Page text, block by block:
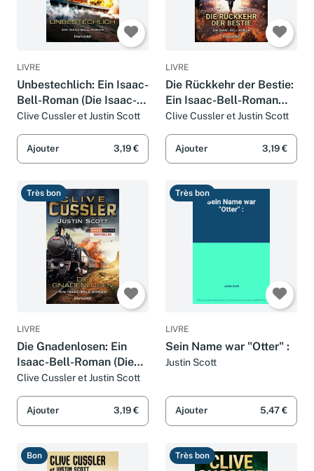
LIVRE
Unbestechlich: Ein Isaac-
Bell-Roman (Die Isaac-
Bell-Abenteuer, Band 7)
Clive Cussler et Justin Scott
Ajouter 3,19 €
LIVRE
Die Rückkehr der Bestie:
Ein Isaac-Bell-Roman
(Die Isaac-Bell-
Clive Cussler et Justin Scott
Ajouter 3,19 €
Très bon
LIVRE
Die Gnadenlosen: Ein
Isaac-Bell-Roman (Die
Isaac-Bell-Abenteuer,
Band 6)
Clive Cussler et Justin Scott
Ajouter 3,19 €
Très bon
LIVRE
Sein Name war "Otter" :
Justin Scott
Ajouter 5,47 €
Bon Très bon